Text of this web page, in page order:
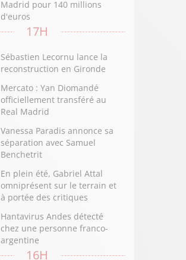
Madrid pour 140 millions
d'euros
17H
Sébastien Lecornu lance la
reconstruction en Gironde
Mercato : Yan Diomandé
officiellement transféré au
Real Madrid
Vanessa Paradis annonce sa
séparation avec Samuel
Benchetrit
En plein été, Gabriel Attal
omniprésent sur le terrain et
à portée des critiques
Hantavirus Andes détecté
chez une personne franco-
argentine
16H